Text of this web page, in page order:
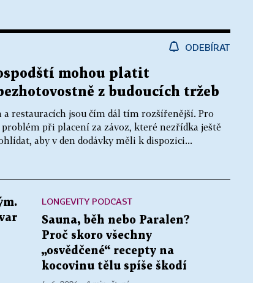
ODEBÍRAT
mohou platit
z budoucích tržeb
restauracích jsou čím dál tím rozšířenější. Pro
při placení za závoz, které nezřídka ještě
aby v den dodávky měli k dispozici...
LONGEVITY PODCAST
Sauna, běh nebo Paralen?
Proč skoro všechny
„osvědčené“ recepty na
kocovinu tělu spíše škodí